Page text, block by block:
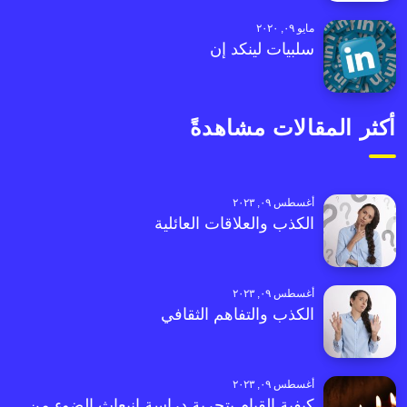
مايو ٠٩, ٢٠٢٠
سلبيات لينكد إن
أكثر المقالات مشاهدةً
أغسطس ٠٩, ٢٠٢٣
الكذب والعلاقات العائلية
أغسطس ٠٩, ٢٠٢٣
الكذب والتفاهم الثقافي
أغسطس ٠٩, ٢٠٢٣